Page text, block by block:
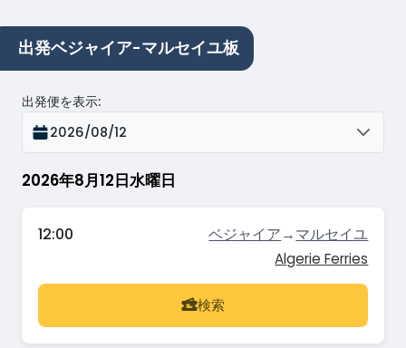
出発ベジャイア-マルセイユ板
2026年8月12日水曜日
出発便を表示:
2026/08/12
12:00 ベジャイア→マルセイユ
Algerie Ferries
検索